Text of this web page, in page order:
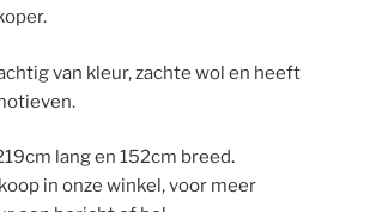
van kleur, zachte wol en heeft
lang en 152cm breed.
in onze winkel, voor meer